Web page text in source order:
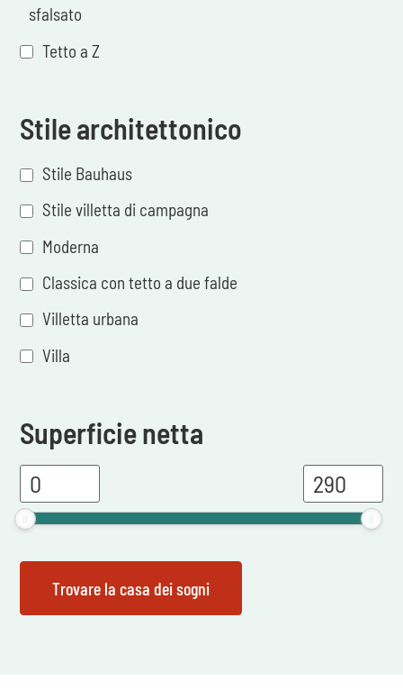
sfalsato
Tetto a Z
Stile architettonico
Stile Bauhaus
Stile villetta di campagna
Moderna
Classica con tetto a due falde
Villetta urbana
Villa
Superficie netta